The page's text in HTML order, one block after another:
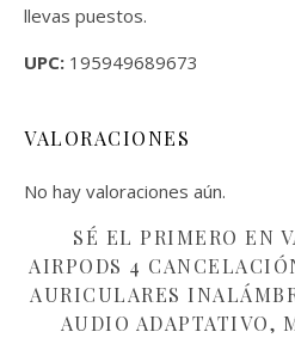
llevas puestos.
UPC: 195949689673
VALORACIONES
No hay valoraciones aún.
SÉ EL PRIMERO EN
AIRPODS 4
AURICULARES
AUDIO ADAPTATIVO,